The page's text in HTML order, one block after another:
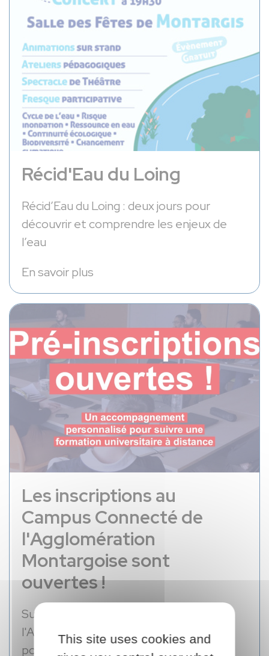
Récid'Eau du Loing
Récid’Eau du Loing : deux jours pour
découvrir et comprendre les enjeux de
l’eau
En savoir plus
Les inscriptions au Campus Connecté de
Les inscriptions au
Campus Connecté de
l'Agglomération
Montargoise sont
ouvertes !
Suivre des études à distance dans
l'Agglomération Montargoise, c'est
possible avec le Campus connecté !
This site uses cookies and